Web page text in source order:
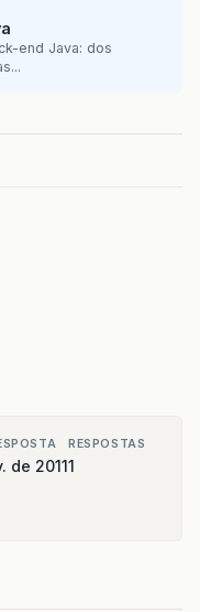
end Java: dos
de 2011
RESPOSTAS
1